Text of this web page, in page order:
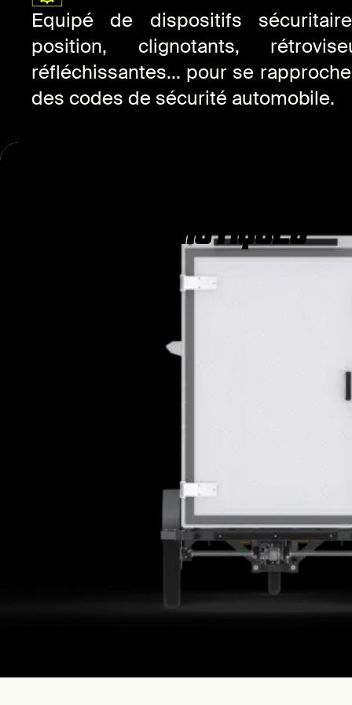
Equipé de dispositifs
position, clignotants,
réfléchissantes... pour se
des codes de sécurité automobile.
CARACTÉRISTIQUES